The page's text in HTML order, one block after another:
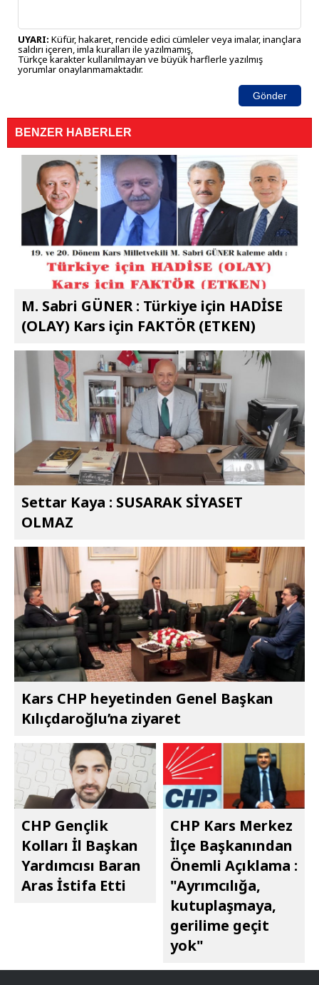
UYARI: Küfür, hakaret, rencide edici cümleler veya imalar, inançlara
saldırı içeren, imla kuralları ile yazılmamış,
Türkçe karakter kullanılmayan ve büyük harflerle yazılmış
yorumlar onaylanmamaktadır.
Gönder
BENZER HABERLER
M. Sabri GÜNER : Türkiye için HADİSE
(OLAY) Kars için FAKTÖR (ETKEN)
Settar Kaya : SUSARAK SİYASET
OLMAZ
Kars CHP heyetinden Genel Başkan
Kılıçdaroğlu’na ziyaret
CHP Gençlik
Kolları İl Başkan
Yardımcısı Baran
Aras İstifa Etti
CHP Kars Merkez
İlçe Başkanından
Önemli Açıklama :
"Ayrımcılığa,
kutuplaşmaya,
gerilime geçit
yok"